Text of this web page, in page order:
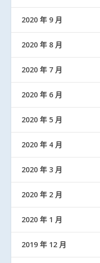
2020 年 9 月
2020 年 8 月
2020 年 7 月
2020 年 6 月
2020 年 5 月
2020 年 4 月
2020 年 3 月
2020 年 2 月
2020 年 1 月
2019 年 12 月